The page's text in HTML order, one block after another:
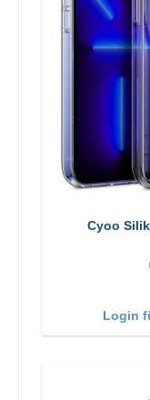
Cyoo
Login